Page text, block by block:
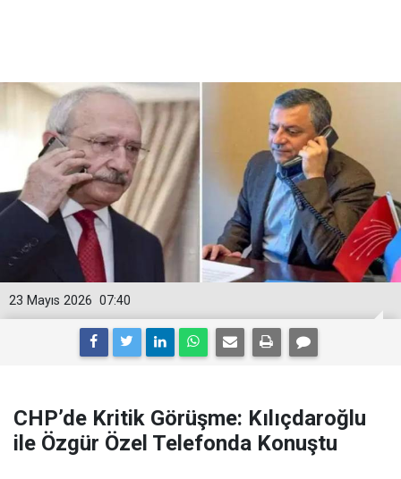
07:40
23 Mayıs 2026
CHP’de Kritik Görüşme: Kılıçdaroğlu
ile Özgür Özel Telefonda Konuştu